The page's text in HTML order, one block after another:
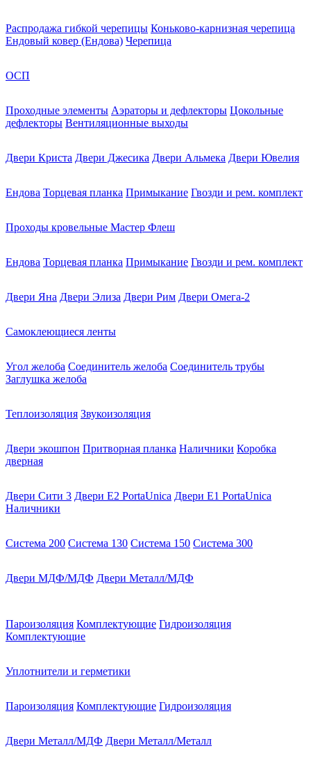
Распродажа гибкой черепицы Коньково-карнизная черепица
Ендовый ковер (Ендова) Черепица
ОСП
Проходные элементы Аэраторы и дефлекторы Цокольные
дефлекторы Вентиляционные выходы
Двери Криста Двери Джесика Двери Альмека Двери Ювелия
Ендова Торцевая планка Примыкание Гвозди и рем. комплект
Проходы кровельные Мастер Флеш
Ендова Торцевая планка Примыкание Гвозди и рем. комплект
Двери Яна Двери Элиза Двери Рим Двери Омега-2
Самоклеющиеся ленты
Угол желоба Соединитель желоба Соединитель трубы
Заглушка желоба
Теплоизоляция Звукоизоляция
Двери экошпон Притворная планка Наличники Коробка
дверная
Двери Сити 3 Двери E2 PortaUnica Двери E1 PortaUnica
Наличники
Система 200 Система 130 Система 150 Система 300
Двери МДФ/МДФ Двери Металл/МДФ
Пароизоляция Комплектующие Гидроизоляция
Комплектующие
Уплотнители и герметики
Пароизоляция Комплектующие Гидроизоляция
Двери Металл/МДФ Двери Металл/Металл